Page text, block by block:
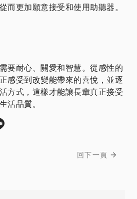
而更加願意接受和使用助聽器。
要耐心、關愛和智慧。從感性的
感受到改變能帶來的喜悅，並逐
方式，這樣才能讓長輩真正接受
活品質。
回下一頁